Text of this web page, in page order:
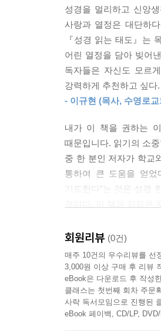
라. 이제부터 하나님이
--- p.66
성경을 기도할 뿐 아니
--- p.69
성경을 묵상하는 것은
다 지워버리고 ‘나와 신
간 우상화 경험이다.
성경 묵상은 초월명상
말씀을 마음속에 새김
이다. 성경 묵상은 예수
성경을 기도하면서 성
한다. … 예수를 아무리
지 않는다는 데에 있다.
--- p.87
우리가 성경을 실천할
- 성경통독을 결심하고
- 바르게 성경을 읽고 싶
- 성도들에게 성경읽기,
- 다양한 기도 모임의 리
성경을 멀리하고 신앙
사랑과 열정은 대단하
『성경 읽는 태도』는
어린 열정을 담아 빚어
독자들은 자신도 모르
강력하게 추천하고 싶다.
- 이규현 (목사, 수영로교
내가 이 책을 권하는
때문입니다. 읽기의 소
중 한 분인 저자가 학교
통하여 큰 도움을 얻었
기도한다”는 것은 성경
회원리뷰 (0건)
매주 10건의 우수리뷰를 선
3,000원 이상 구매 후 리뷰
eBook은 다운로드 후 작성
클래스는 첫번째 회차 주문
사락 독서모임으로 진행된
eBook 페이백, CD/LP,